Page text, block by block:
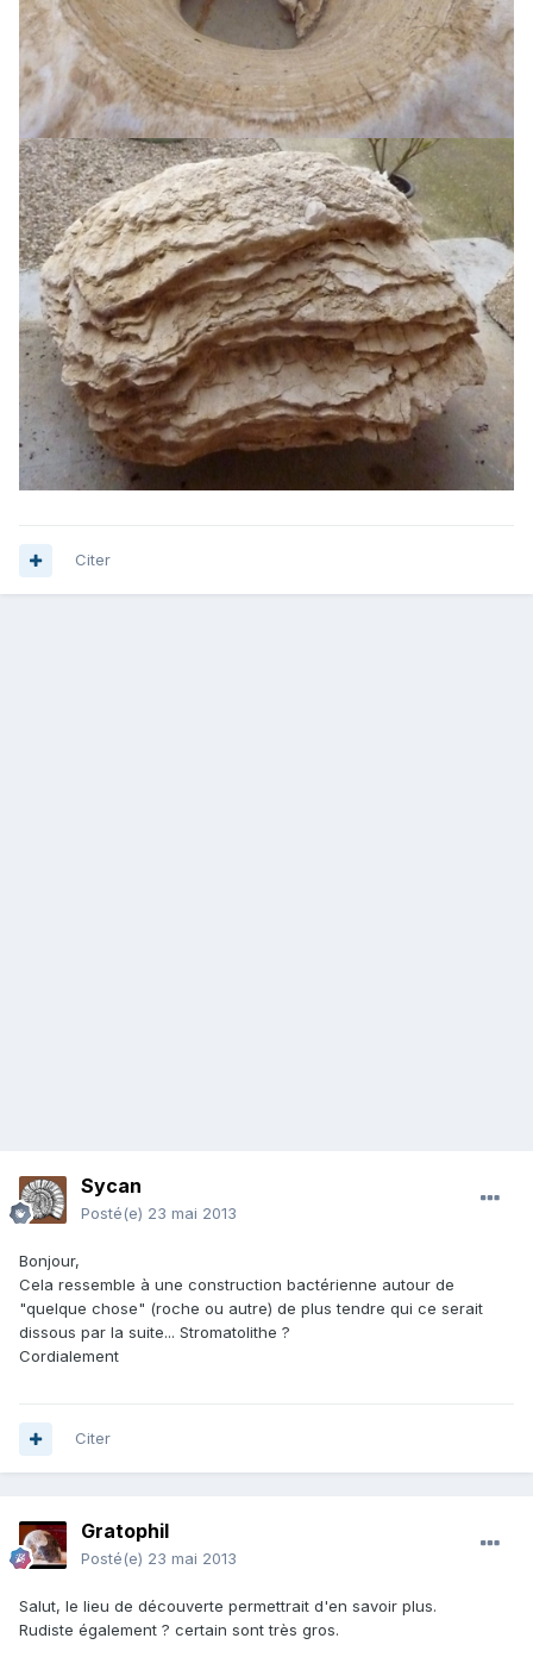
Citer
Sycan
Posté(e) 23 mai 2013
Bonjour,
Cela ressemble à une construction bactérienne autour de
"quelque chose" (roche ou autre) de plus tendre qui ce serait
dissous par la suite... Stromatolithe ?
Cordialement
Citer
Gratophil
Posté(e) 23 mai 2013
Salut, le lieu de découverte permettrait d'en savoir plus.
Rudiste également ? certain sont très gros.